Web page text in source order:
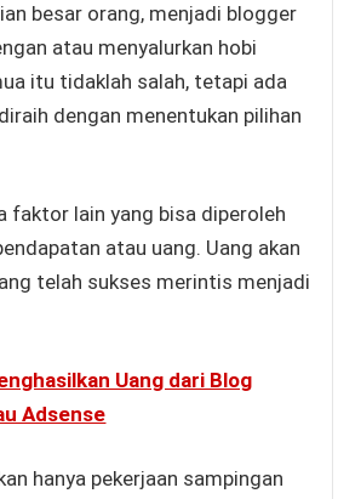
besar orang, menjadi blogger
atau menyalurkan hobi
itu tidaklah salah, tetapi ada
dengan menentukan pilihan
faktor lain yang bisa diperoleh
atau uang. Uang akan
telah sukses merintis menjadi
Uang dari Blog
Adsense
hanya pekerjaan sampingan